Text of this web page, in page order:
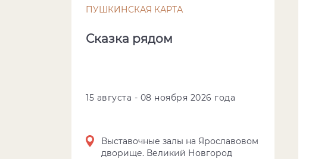
ПУШКИНСКАЯ КАРТА
Сказка рядом
15 августа - 08 ноября 2026 года
Выставочные залы на Ярославовом
дворище. Великий Новгород